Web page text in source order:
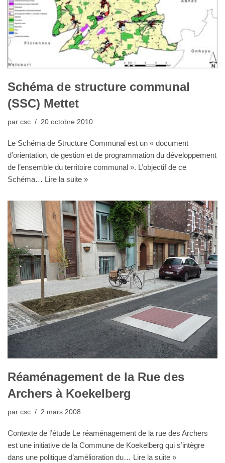
Schéma de structure communal
(SSC) Mettet
par csc 20 octobre 2010
Le Schéma de Structure Communal est un « document
d’orientation, de gestion et de programmation du développement
de l’ensemble du territoire communal ». L’objectif de ce
Schéma… Lire la suite »
Réaménagement de la Rue des
Archers à Koekelberg
par csc 2 mars 2008
Contexte de l’étude Le réaménagement de la rue des Archers
est une initiative de la Commune de Koekelberg qui s’intègre
dans une politique d’amélioration du… Lire la suite »